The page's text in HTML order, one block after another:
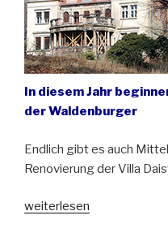
In diesem Jahr
der Waldenburger
Endlich gibt es auch
Renovierung der Villa
„Waldenburg
weiterlesen